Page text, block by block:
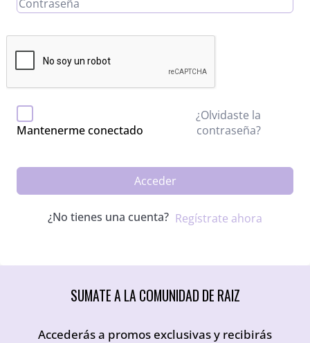
Mantenerme conectado
¿Olvidaste la
contraseña?
Acceder
¿No tienes una cuenta? Regístrate ahora
SUMATE A LA COMUNIDAD DE RAIZ
Accederás a promos exclusivas y recibirás